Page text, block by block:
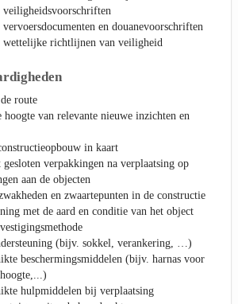
veiligheidsvoorschriften
en douanevoorschriften
wettelijke richtlijnen van veiligheid
route
van relevante nieuwe inzichten en
in kaart
verpakkingen na verplaatsing op
aan de objecten
en zwaartepunten in de constructie
met de aard en conditie van het object
(bijv. sokkel, verankering, …)
beschermingsmiddelen (bijv. harnas voor
hulpmiddelen bij verplaatsing